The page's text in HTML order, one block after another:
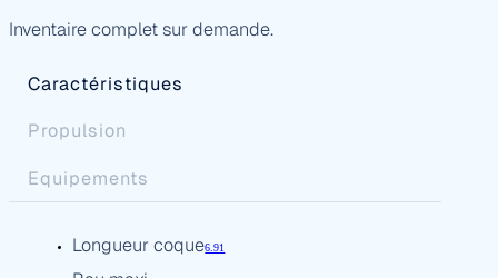
Inventaire complet sur demande.
Caractéristiques
Propulsion
Equipements
Longueur coque6.91